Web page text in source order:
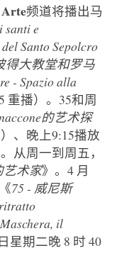
频道将播出马
santi e
Santo Sepolcro
得大教堂和罗马
- Spazio alla
重播）。35和周
的艺术探
、晚上9:15播放
从周一到周五，
艺术家》。4 月
75 - 威尼斯
il
星期二晚 8 时 40